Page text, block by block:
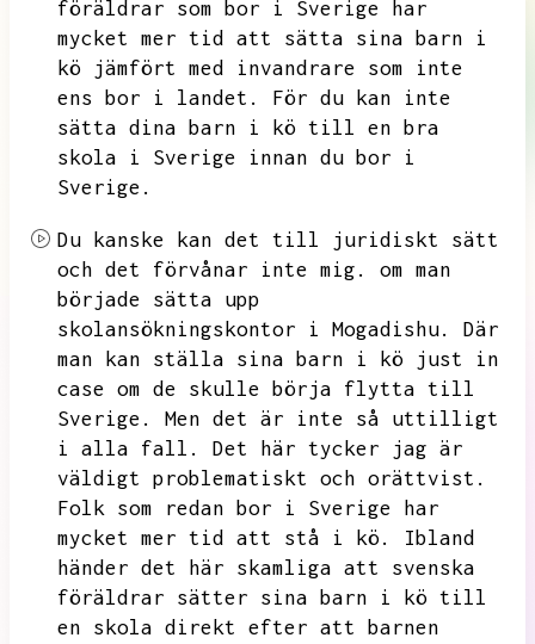
föräldrar som bor i Sverige har
mycket mer tid att sätta sina barn i
kö jämfört med invandrare som inte
ens bor i landet.
För du kan inte
sätta dina barn i kö till en bra
skola i Sverige innan du bor i
Sverige.
Du kanske kan det till juridiskt sätt
och det förvånar inte mig.
om man
började sätta upp
skolansökningskontor i Mogadishu.
Där
man kan ställa sina barn i kö just in
case om de skulle börja flytta till
Sverige.
Men det är inte så uttilligt
i alla fall.
Det här tycker jag är
väldigt problematiskt och orättvist.
Folk som redan bor i Sverige har
mycket mer tid att stå i kö.
Ibland
händer det här skamliga att svenska
föräldrar sätter sina barn i kö till
en skola direkt efter att barnen